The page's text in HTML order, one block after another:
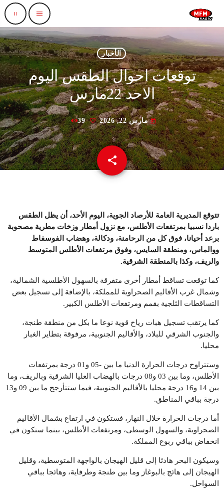
menu
pause
الأخبار
توقعات احوال الطقس اليوم
الاحد 22مارس
today مارس 22, 2026 39
share
email
تتوقع المديرية العامة للأرصاد الجوية، اليوم الأحد، أن يظل الطقس
باردا نسبيا بمرتفعات الأطلس، مع نزول أمطار وزخات مطرية مصحوبة
برعد أحيانا، فوق كل من الرحامنة، ودكالة، وهضاب الفوسفاط
ووالماس، ومنطقة السايس، وفوق مرتفعات الأطلس المتوسط
والريف، وكذا بالمنطقة الشرقية.
كما توقعت تساقط أمطار أخرى متفرقة بالسهول الأطلسية الشمالية،
وشمال غرب الأقاليم الصحراوية للمملكة، بالإضافة إلى تسجيل بعض
التساقطات الثلجية بقمم ومرتفعات الأطلس الكبير.
كما يرتقب تسجيل هبات رياح قوية نوعا ما بكل من منطقة طنجة،
والجنوب الشرقي للبلاد، والأقاليم الجنوبية، مرفوقة بتطاير الغبار
محليا.
وستتراوح درجات الحرارة الدنيا ما بين -05 و01 درجة بمرتفعات
الأطلس، وما بين 03 و08 درجات بالهضاب العليا الشرقية وبالريف، وما
بين 14 و16 درجة محليا بالأقاليم الجنوبية، فيما ستتأرجح ما بين 09 و13
درجة بباقي المناطق.
أما درجات الحرارة خلال النهار، فستكون في ارتفاع بشمال الأقاليم
الصحراوية، والسهول الوسطى، ومرتفعات الأطلس، بينما ستكون في
انخفاض بباقي ربوع المملكة.
وسيكون البحر هادئا إلى قليل الهيجان بالواجهة المتوسطية، وقليل
الهيجان إلى هائج بالبوغاز وما بين طنجة وطرفاية، وهائجا بباقي
السواحل.